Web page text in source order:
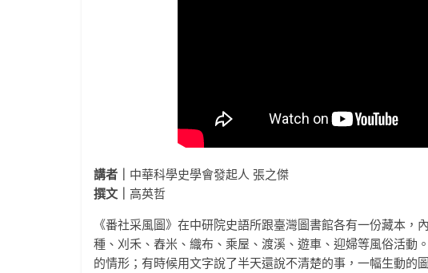
講者｜ 中華科學史學會發起人 張之傑
撰文｜ 高英哲
《番社采風圖》在中研院史語所跟臺灣圖書館各有一份藏本
種、刈禾、舂米、織布、乘屋、渡溪、遊車、迎婦等風俗活動
的情形；有時候用文字說了半天還說不清楚的事，一幅生動的